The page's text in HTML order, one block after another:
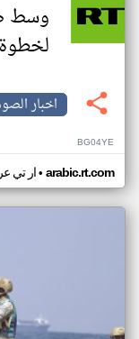
وسط
لخطوة
اخبار
BG04YE
ار تي• arabic.rt.com